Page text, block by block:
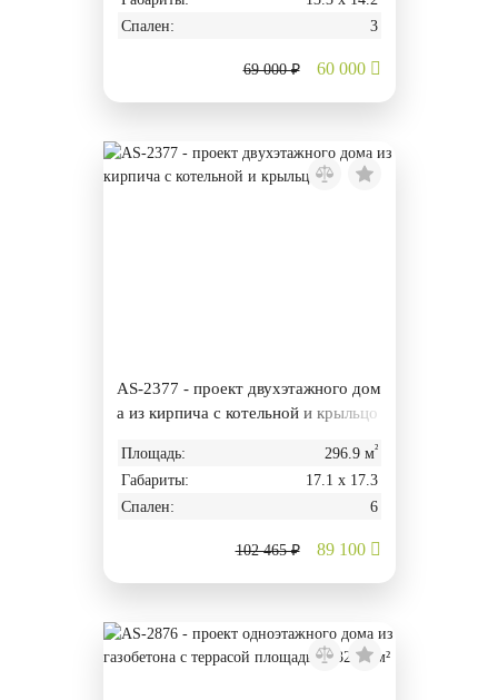
Спален:
3
69 000 ₽ 60 000
AS-2377 - проект двухэтажного дом
а из кирпича с котельной и крыльцо
Площадь: 296.9 м²
Габариты:
17.1 х 17.3
Спален:
6
102 465 ₽ 89 100